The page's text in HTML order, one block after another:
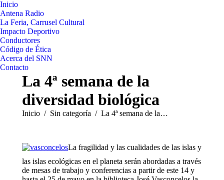
Inicio
Antena Radio
La Feria, Carrusel Cultural
Impacto Deportivo
Conductores
Código de Ética
Acerca del SNN
Contacto
La 4ª semana de la
diversidad biológica
Estás aquí:
Inicio Sin categoría La 4ª semana de la…
La fragilidad y las cualidades de las islas y
las islas ecológicas en el planeta serán abordadas a través
de mesas de trabajo y conferencias a partir de este 14 y